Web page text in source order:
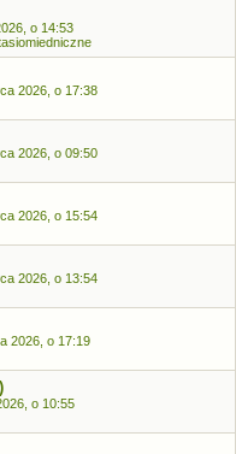
o 14:53
2026, o 17:38
2026, o 09:50
2026, o 15:54
2026, o 13:54
2026, o 17:19
o 10:55